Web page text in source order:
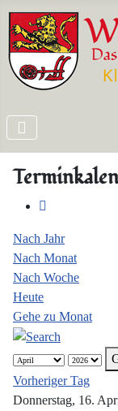
Nach Jahr
Nach Monat
Nach Woche
Heute
Gehe zu Monat
Vorheriger Tag
Donnerstag, 16.